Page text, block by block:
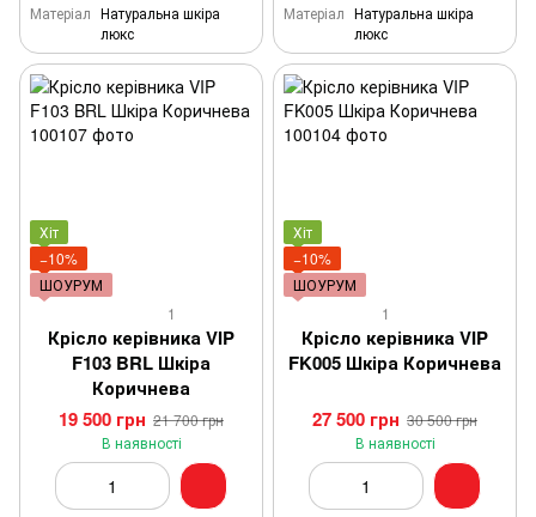
Матеріал Натуральна шкіра
люкс
Матеріал Натуральна шкіра
люкс
Хіт
−10%
ШОУРУМ
1
Крісло керівника VIP
F103 BRL Шкіра
Коричнева
19 500 грн 21 700 грн
В наявності
Хіт
−10%
ШОУРУМ
1
Крісло керівника VIP
FK005 Шкіра Коричнева
27 500 грн 30 500 грн
В наявності